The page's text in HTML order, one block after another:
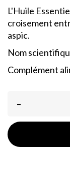
L'Huile
croisement
aspic.
Nom
Complément
–